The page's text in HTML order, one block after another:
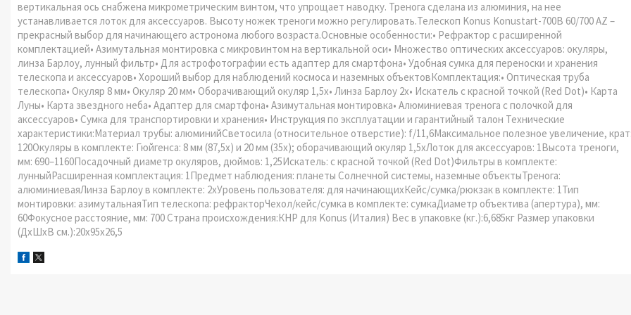
вертикальная ось снабжена микрометрическим винтом, что упрощает наводку. Тренога сделана из алюминия, на нее
устанавливается лоток для аксессуаров. Высоту ножек треноги можно регулировать.Телескоп Konus Konustart-700B 60/700 AZ –
прекрасный выбор для начинающего астронома любого возраста.Основные особенности:• Рефрактор с расширенной
комплектацией• Азимутальная монтировка с микровинтом на вертикальной оси• Множество оптических аксессуаров: окуляры,
линза Барлоу, лунный фильтр• Для астрофотографии есть адаптер для смартфона• Удобная сумка для переноски и хранения
телескопа и аксессуаров• Хороший выбор для наблюдений космоса и наземных объектовКомплектация:• Оптическая труба
телескопа• Окуляр 8 мм• Окуляр 20 мм• Оборачивающий окуляр 1,5х• Линза Барлоу 2х• Искатель с красной точкой (Red Dot)• Карта
Луны• Карта звездного неба• Адаптер для смартфона• Азимутальная монтировка• Алюминиевая тренога с полочкой для
аксессуаров• Сумка для транспортировки и хранения• Инструкция по эксплуатации и гарантийный талон Технические
характеристики:Материал трубы: алюминийСветосила (относительное отверстие): f/11,6Максимальное полезное увеличение,
120Окуляры в комплекте: Гюйгенса: 8 мм (87,5х) и 20 мм (35х); оборачивающий окуляр 1,5хЛоток для аксессуаров: 1Высота треноги,
мм: 690–1160Посадочный диаметр окуляров, дюймов: 1,25Искатель: с красной точкой (Red Dot)Фильтры в комплекте:
лунныйРасширенная комплектация: 1Предмет наблюдения: планеты Солнечной системы, наземные объектыТренога:
алюминиеваяЛинза Барлоу в комплекте: 2xУровень пользователя: для начинающихКейс/сумка/рюкзак в комплекте: 1Тип
монтировки: азимутальнаяТип телескопа: рефракторЧехол/кейс/сумка в комплекте: сумкаДиаметр объектива (апертура), мм:
60Фокусное расстояние, мм: 700 Страна происхождения:КНР для Konus (Италия) Вес в упаковке (кг.):6,685кг Размер упаковки
(ДхШхВ см.):20x95x26,5